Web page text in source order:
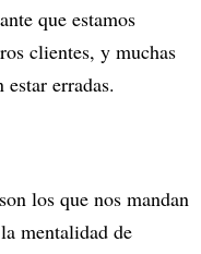
que estamos
clientes, y muchas
estar erradas.
los que nos mandan
mentalidad de